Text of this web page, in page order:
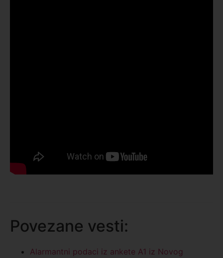
Povezane vesti:
Alarmantni podaci iz ankete A1 iz Novog